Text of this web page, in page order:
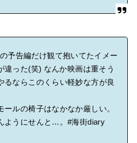
予告編だけ観て抱いてたイメー
違った(笑) なんか映画は重そう
るならこのくらい軽妙な方が良
ールの椅子はなかなか厳しい。
ようにせんと…。#海街diary